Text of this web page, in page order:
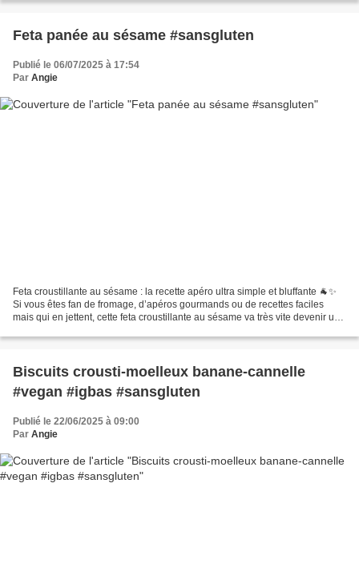
Feta panée au sésame #sansgluten
Publié le 06/07/2025 à 17:54
Par Angie
Feta croustillante au sésame : la recette apéro ultra simple et bluffante 🐐✨
Si vous êtes fan de fromage, d’apéros gourmands ou de recettes faciles
mais qui en jettent, cette feta croustillante au sésame va très vite devenir un
Biscuits crousti-moelleux banane-cannelle
#vegan #igbas #sansgluten
Publié le 22/06/2025 à 09:00
Par Angie